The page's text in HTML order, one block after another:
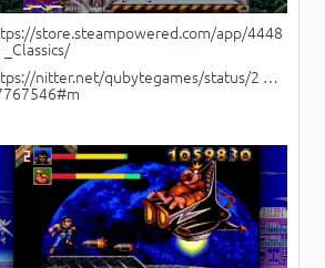
store.steampowered.com/app/4448
nitter.net/qubytegames/status/2 …